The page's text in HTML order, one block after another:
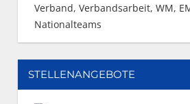
Verband, Verbandsarbeit, WM,
Nationalteams
STELLENANGEBOTE